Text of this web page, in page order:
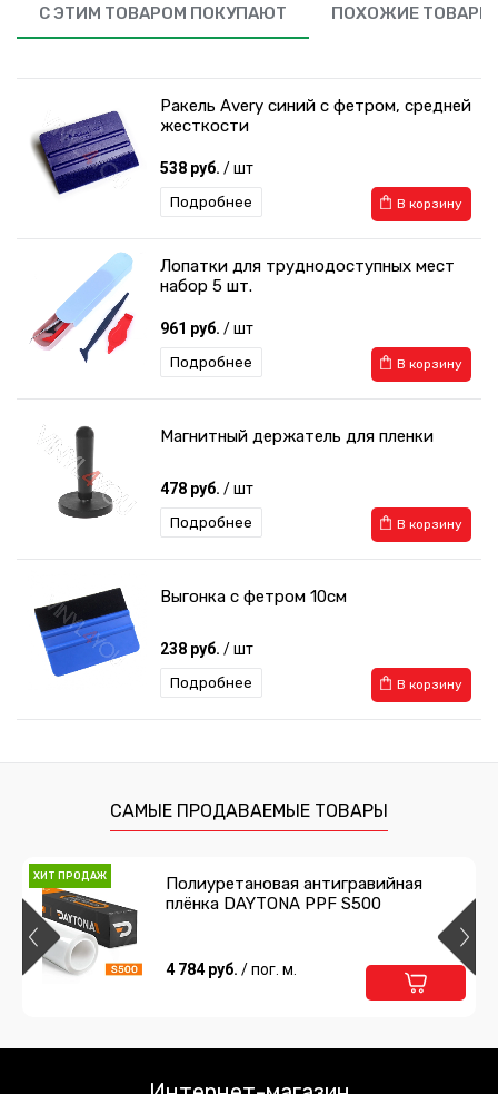
С ЭТИМ ТОВАРОМ ПОКУПАЮТ ПОХОЖИЕ ТОВАРЫ
Ракель Avery синий с фетром, средней
жесткости
538 руб. / шт
В корзину
Подробнее
Лопатки для труднодоступных мест
набор 5 шт.
961 руб. / шт
В корзину
Подробнее
Магнитный держатель для пленки
478 руб. / шт
В корзину
Подробнее
Выгонка с фетром 10см
238 руб. / шт
В корзину
Подробнее
259 руб./ шт
238 руб./ шт
Предзаказ
САМЫЕ ПРОДАВАЕМЫЕ ТОВАРЫ
ХИТ ПРОДАЖ
Полиуретановая антигравийная
плёнка DAYTONA PPF S500
4 784 руб. / пог. м.